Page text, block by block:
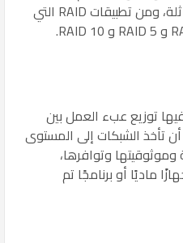
النسخ الاحتياطية، والتقنيات المماثلة، ومن تطبيقات RAID التي
توزيع عبء العمل بين
تأخذ الشبكات إلى المستوى
وتوافرها،
ماديًا أو برنامجًا تم